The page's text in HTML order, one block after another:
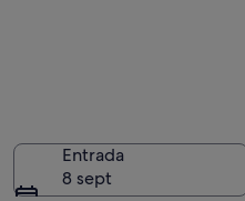
Entrada
8 sept